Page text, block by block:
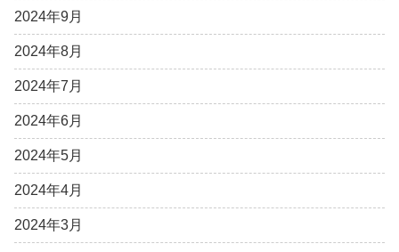
2024年9月
2024年8月
2024年7月
2024年6月
2024年5月
2024年4月
2024年3月